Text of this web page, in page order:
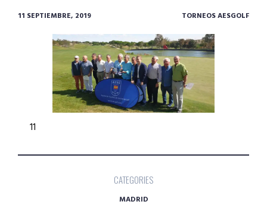
11 SEPTIEMBRE, 2019 TORNEOS AESGOLF
11
CATEGORIES
MADRID